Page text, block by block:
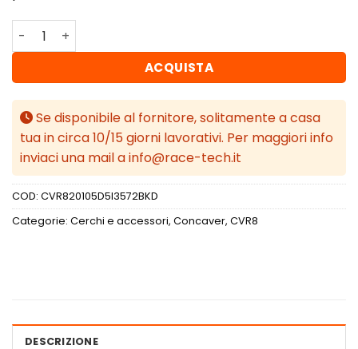
Concaver CVR8 20x10,5 ET35 5x120 Black Diamond Cut
ACQUISTA
Se disponibile al fornitore, solitamente a casa
tua in circa 10/15 giorni lavorativi. Per maggiori info
inviaci una mail a info@race-tech.it
COD: CVR820105D5I3572BKD
Categorie: Cerchi e accessori, Concaver, CVR8
DESCRIZIONE